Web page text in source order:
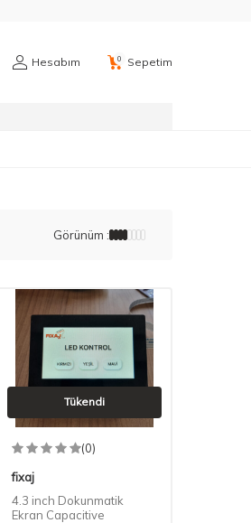
Hesabım 0 Sepetim
Görünüm :
Tükendi
(0)
fixaj
4.3 inch Dokunmatik
Ekran Capacitive